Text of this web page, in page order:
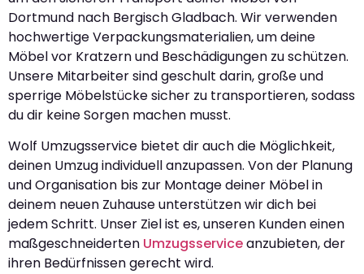
Dortmund nach Bergisch Gladbach. Wir verwenden
hochwertige Verpackungsmaterialien, um deine
Möbel vor Kratzern und Beschädigungen zu schützen.
Unsere Mitarbeiter sind geschult darin, große und
sperrige Möbelstücke sicher zu transportieren, sodass
du dir keine Sorgen machen musst.
Wolf Umzugsservice bietet dir auch die Möglichkeit,
deinen Umzug individuell anzupassen. Von der Planung
und Organisation bis zur Montage deiner Möbel in
deinem neuen Zuhause unterstützen wir dich bei
jedem Schritt. Unser Ziel ist es, unseren Kunden einen
maßgeschneiderten Umzugsserviceanzubieten, der
ihren Bedürfnissen gerecht wird.